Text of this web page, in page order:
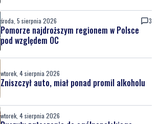
środa, 5 sierpnia 2026 3
Pomorze najdroższym regionem w Polsce
pod względem OC
wtorek, 4 sierpnia 2026
Zniszczył auto, miał ponad promil alkoholu
wtorek, 4 sierpnia 2026